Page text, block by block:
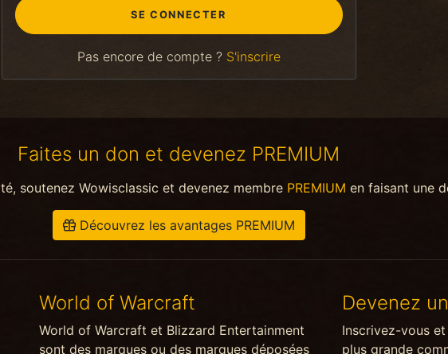
Pas encore de compte ? S'inscrire
Faites un don et devenez PREMIUM
soutenez Wowisclassic et devenez membre PREMIUM en faisant une
Découvrez les avantages PREMIUM
World of Warcraft
World of Warcraft et Blizzard Entertainment
sont des marques ou des marques déposées
Devenez
Inscrivez-vous
plus grande